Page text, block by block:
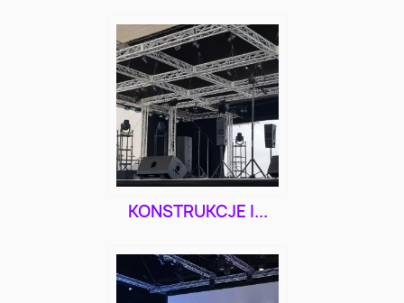
KONSTRUKCJE I...